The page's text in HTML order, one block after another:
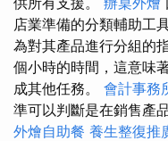
店業準備的分類輔助工
為對其產品進行分組的
個小時的時間，這意味
成其他任務。 會計事務
準可以判斷是在銷售產
外燴自助餐 養生整復推